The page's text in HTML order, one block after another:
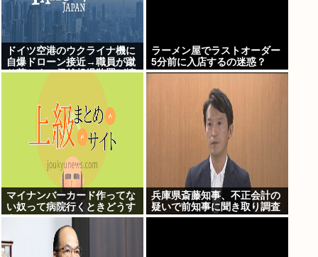
ドイツ空港のウクライナ機に
自爆ドローン接近→職員が蹴
り落とす→偶然起爆装置が壊
ラーメン屋でラストオーダー
5分前に入店するの迷惑？
マイナンバーカード作ってな
い奴って病院行くときどうす
んの
兵庫県斎藤知事、不正会計の
疑いで前知事に聞き取り調査
へ